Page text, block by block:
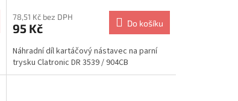
78,51 Kč bez DPH
95 Kč Do košíku
Náhradní díl kartáčový nástavec na parní
trysku Clatronic DR 3539 / 904CB